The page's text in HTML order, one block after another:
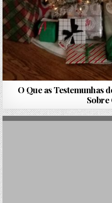
O Que as Testemunhas
Sobre